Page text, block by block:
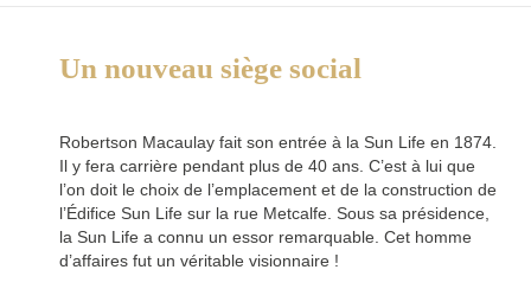
Un nouveau siège social
Robertson Macaulay fait son entrée à la Sun Life en 1874.
Il y fera carrière pendant plus de 40 ans. C’est à lui que
l’on doit le choix de l’emplacement et de la construction de
l’Édifice Sun Life sur la rue Metcalfe. Sous sa présidence,
la Sun Life a connu un essor remarquable. Cet homme
d’affaires fut un véritable visionnaire !